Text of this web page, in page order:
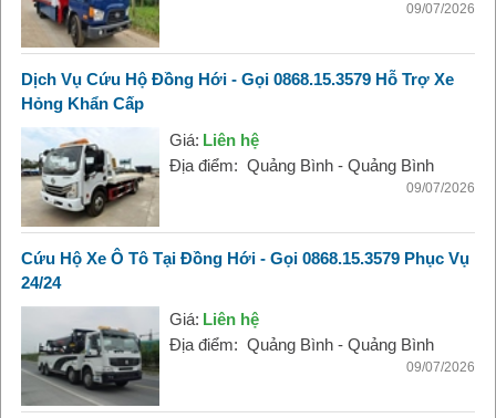
09/07/2026
Dịch Vụ Cứu Hộ Đồng Hới - Gọi 0868.15.3579 Hỗ Trợ Xe
Hỏng Khẩn Cấp
Giá: Liên hệ
Địa điểm: Quảng Bình - Quảng Bình
09/07/2026
Cứu Hộ Xe Ô Tô Tại Đồng Hới - Gọi 0868.15.3579 Phục Vụ
24/24
Giá: Liên hệ
Địa điểm: Quảng Bình - Quảng Bình
09/07/2026